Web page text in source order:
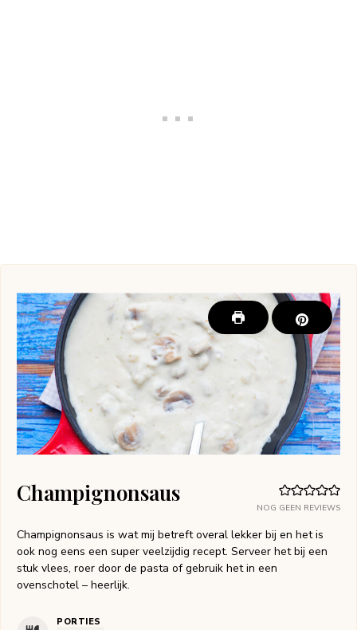
NOG GEEN REVIEWS
Champignonsaus
Champignonsaus is wat mij betreft overal lekker bij en het is
ook nog eens een super veelzijdig recept. Serveer het bij een
stuk vlees, roer door de pasta of gebruik het in een
ovenschotel – heerlijk.
PORTIES